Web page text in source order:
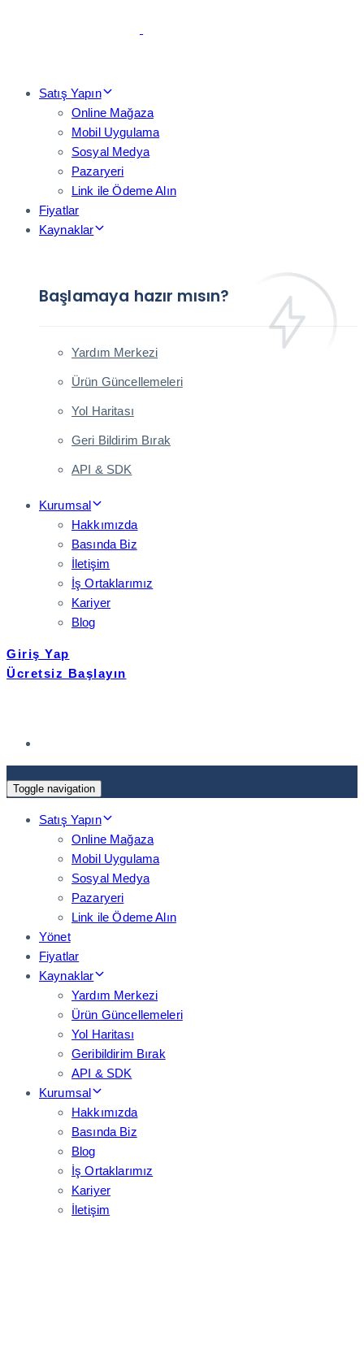
Skip
Satış Yapın
Online Mağaza
Mobil Uygulama
Sosyal Medya
Pazaryeri
Link ile Ödeme Alın
Fiyatlar
Kaynaklar
Başlamaya hazır mısın?
Yardım Merkezi
Ürün Güncellemeleri
Yol Haritası
Geri Bildirim Bırak
API & SDK
Kurumsal
Hakkımızda
Basında Biz
İletişim
İş Ortaklarımız
Kariyer
Blog
Giriş Yap
Ücretsiz Başlayın
Toggle navigation
Satış Yapın
Online Mağaza
Mobil Uygulama
Sosyal Medya
Pazaryeri
Link ile Ödeme Alın
Yönet
Fiyatlar
Kaynaklar
Yardım Merkezi
Ürün Güncellemeleri
Yol Haritası
Geribildirim Bırak
API & SDK
Kurumsal
Hakkımızda
Basında Biz
Blog
İş Ortaklarımız
Kariyer
İletişim